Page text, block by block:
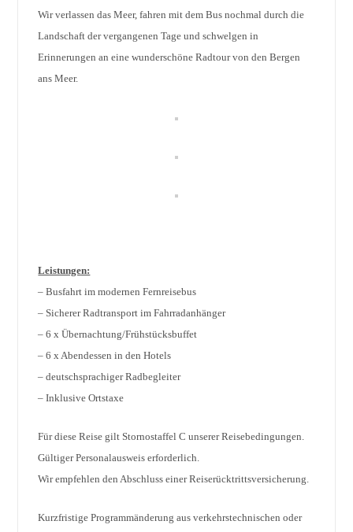
Wir verlassen das Meer, fahren mit dem Bus nochmal durch die
Landschaft der vergangenen Tage und schwelgen in
Erinnerungen an eine wunderschöne Radtour von den Bergen
ans Meer.
Leistungen:
– Busfahrt im modernen Fernreisebus
– Sicherer Radtransport im Fahrradanhänger
– 6 x Übernachtung/Frühstücksbuffet
– 6 x Abendessen in den Hotels
– deutschsprachiger Radbegleiter
– Inklusive Ortstaxe
Für diese Reise gilt Stornostaffel C unserer Reisebedingungen.
Gültiger Personalausweis erforderlich.
Wir empfehlen den Abschluss einer Reiserücktrittsversicherung.
Kurzfristige Programmänderung aus verkehrstechnischen oder